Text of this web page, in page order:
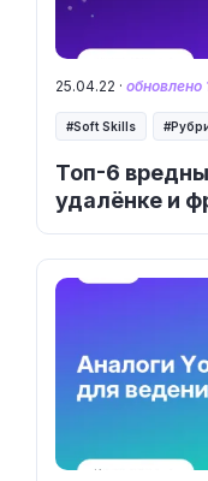
Топ-6
удалёнке и
25.04.22 · обновлено
Soft Skills